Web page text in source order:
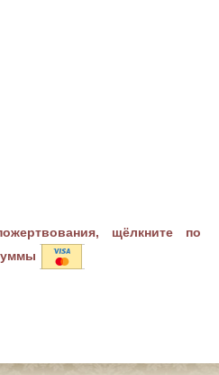
щёлкните по